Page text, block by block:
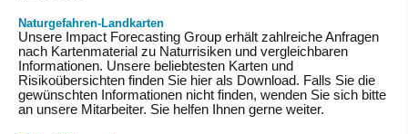
Naturgefahren-Landkarten
Unsere Impact Forecasting Group erhält zahlreiche Anfragen
nach Kartenmaterial zu Naturrisiken und vergleichbaren
Informationen. Unsere beliebtesten Karten und
Risikoübersichten finden Sie hier als Download. Falls Sie die
gewünschten Informationen nicht finden, wenden Sie sich bitte
an unsere Mitarbeiter. Sie helfen Ihnen gerne weiter.